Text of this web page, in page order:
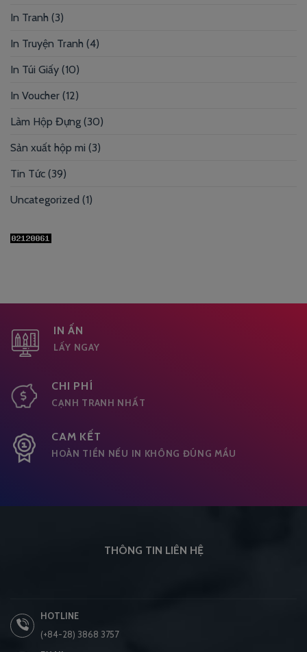
In Tranh (3)
In Truyện Tranh (4)
In Túi Giấy (10)
In Voucher (12)
Làm Hộp Đựng (30)
Sản xuất hộp mi (3)
Tin Tức (39)
Uncategorized (1)
IN ẤN
LẤY NGAY
CHI PHÍ
CẠNH TRANH NHẤT
CAM KẾT
HOÀN TIỀN NẾU IN KHÔNG ĐÚNG MẦU
THÔNG TIN LIÊN HỆ
HOTLINE
(+84-28) 3868 3757